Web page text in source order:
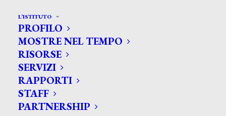
L’ISTITUTO
PROFILO
MOSTRE NEL TEMPO
RISORSE
SERVIZI
RAPPORTI
STAFF
PARTNERSHIP
Alvise di Canossa Art
Defender collezionista di
dipinti italiani 800 e 900